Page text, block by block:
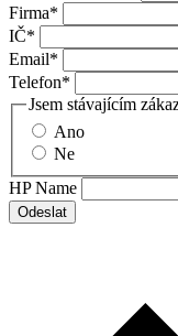
Firma*
IČ*
Email*
Telefon*
Jsem stávajícím
Ano
Ne
HP Name
Odeslat